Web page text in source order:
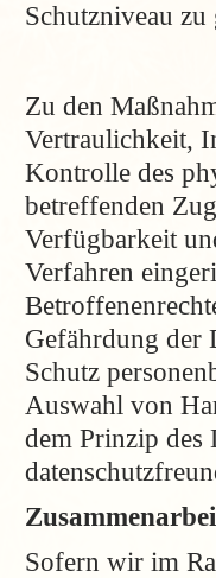
Schutzniveau zu
Zu den
Vertraulichkeit,
Kontrolle des
betreffenden
Verfügbarkeit
Verfahren
Gefährdung der
Schutz
Auswahl von
dem Prinzip des
Sofern wir im